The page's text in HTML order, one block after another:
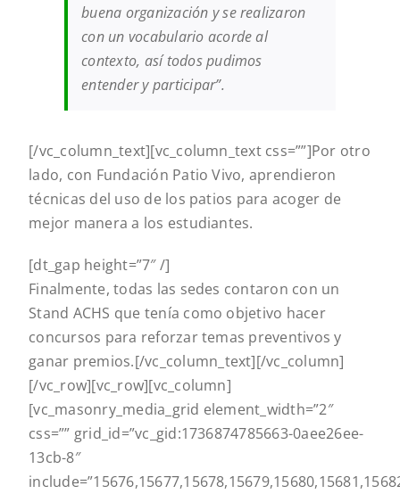
buena organización y se realizaron
con un vocabulario acorde al
contexto, así todos pudimos
entender y participar”.
[/vc_column_text][vc_column_text css=””]Por otro
lado, con Fundación Patio Vivo, aprendieron
técnicas del uso de los patios para acoger de
mejor manera a los estudiantes.
[dt_gap height=”7″ /]
Finalmente, todas las sedes contaron con un
Stand ACHS que tenía como objetivo hacer
concursos para reforzar temas preventivos y
ganar premios.[/vc_column_text][/vc_column]
[/vc_row][vc_row][vc_column]
[vc_masonry_media_grid element_width=”2″
css=”” grid_id=”vc_gid:1736874785663-0aee26ee-
13cb-8″